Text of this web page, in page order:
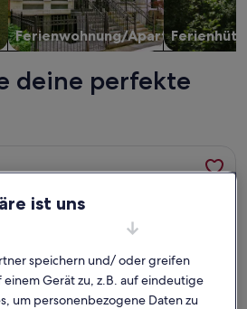
Ferienwohnung/Apartment
deine perfekte
cottage with water views from the
ist uns
speichern und/ oder greifen
Gerät zu, z.B. auf eindeutige
um personenbezogene Daten zu